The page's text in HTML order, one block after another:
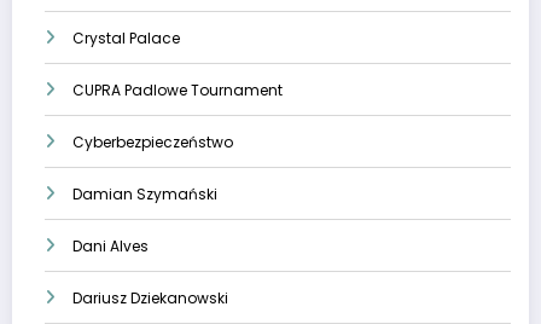
Crystal Palace
CUPRA Padlowe Tournament
Cyberbezpieczeństwo
Damian Szymański
Dani Alves
Dariusz Dziekanowski